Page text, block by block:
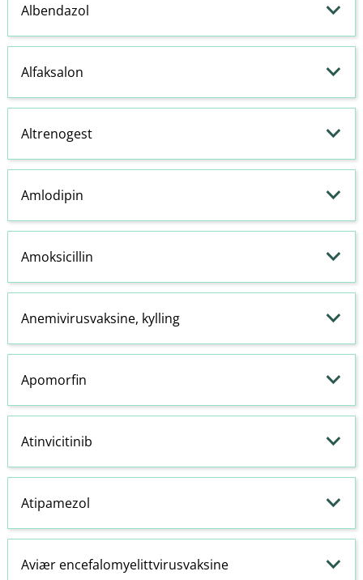
Albendazol
Alfaksalon
Altrenogest
Amlodipin
Amoksicillin
Anemivirusvaksine, kylling
Apomorfin
Atinvicitinib
Atipamezol
Aviær encefalomyelittvirusvaksine